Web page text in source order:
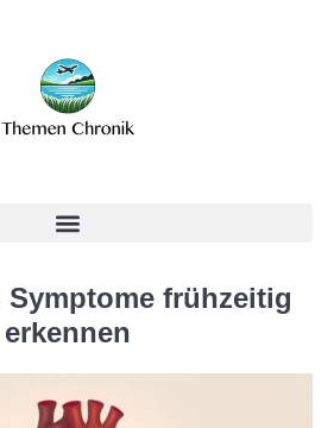
Symptome frühzeitig
erkennen